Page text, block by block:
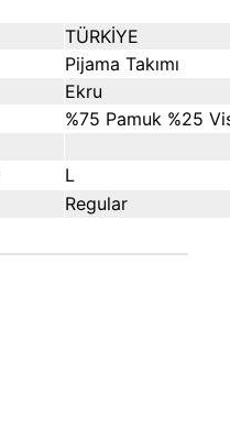
TÜRKİYE
Pijama Takımı
Ekru
%75 Pamuk %25
L
Regular